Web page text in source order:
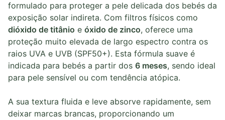
formulado para proteger a pele delicada dos bebés da
exposição solar indireta. Com filtros físicos como
dióxido de titânio e óxido de zinco, oferece uma
proteção muito elevada de largo espectro contra os
raios UVA e UVB (SPF50+). Esta fórmula suave é
indicada para bebés a partir dos 6 meses, sendo ideal
para pele sensível ou com tendência atópica.
A sua textura fluida e leve absorve rapidamente, sem
deixar marcas brancas, proporcionando um